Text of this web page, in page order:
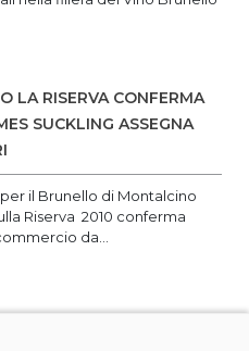
LA RISERVA CONFERMA
SUCKLING ASSEGNA
il Brunello di Montalcino
Riserva 2010 conferma
da...